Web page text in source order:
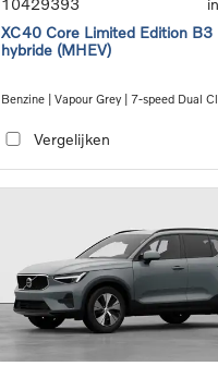
10429393
XC40 Core Limited Edition B3
hybride (MHEV)
Benzine | Vapour Grey | 7-speed Dual
Vergelijken